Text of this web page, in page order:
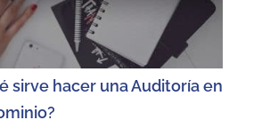
sirve hacer una Auditoría en